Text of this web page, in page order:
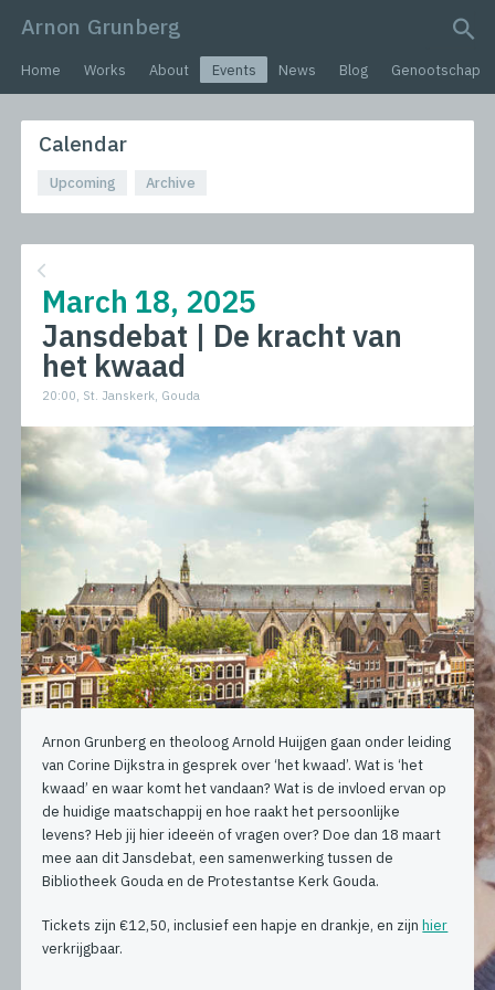
Arnon Grunberg
Home Works About Events News Blog Genootschap
Calendar
Upcoming Archive
March 18, 2025
Jansdebat | De kracht van
het kwaad
20:00, St. Janskerk, Gouda
Arnon Grunberg en theoloog Arnold Huijgen gaan onder leiding
van Corine Dijkstra in gesprek over ‘het kwaad’. Wat is ‘het
kwaad’ en waar komt het vandaan? Wat is de invloed ervan op
de huidige maatschappij en hoe raakt het persoonlijke
levens? Heb jij hier ideeën of vragen over? Doe dan 18 maart
mee aan dit Jansdebat, een samenwerking tussen de
Bibliotheek Gouda en de Protestantse Kerk Gouda.
Tickets zijn €12,50, inclusief een hapje en drankje, en zijnhier
verkrijgbaar.